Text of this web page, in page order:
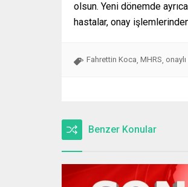
olsun. Yeni dönemde
hastalar, onay
Fahrettin Koca, MHRS,
Benzer Konular